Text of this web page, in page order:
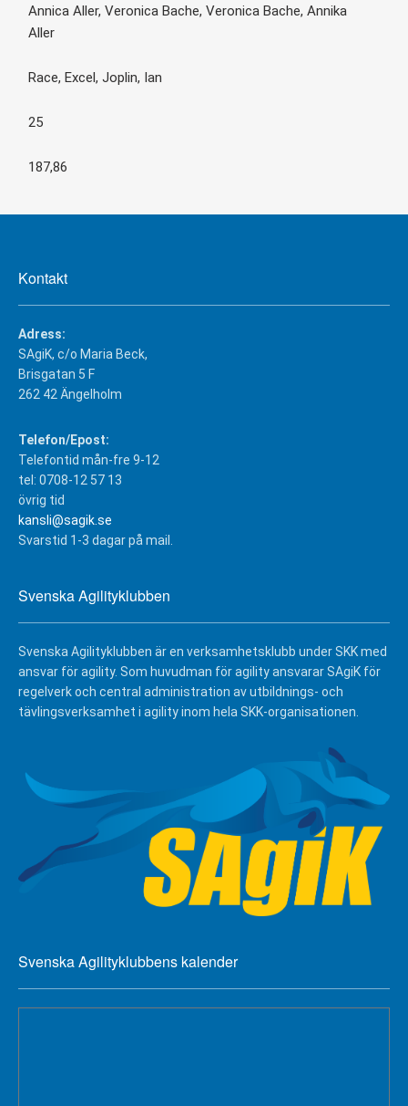
Annica Aller, Veronica Bache, Veronica Bache, Annika
Aller
Race, Excel, Joplin, Ian
25
187,86
Kontakt
Adress:
SAgiK, c/o Maria Beck,
Brisgatan 5 F
262 42 Ängelholm
Telefon/Epost:
Telefontid mån-fre 9-12
tel: 0708-12 57 13
övrig tid
kansli@sagik.se
Svarstid 1-3 dagar på mail.
Svenska Agilityklubben
Svenska Agilityklubben är en verksamhetsklubb under SKK med
ansvar för agility. Som huvudman för agility ansvarar SAgiK för
regelverk och central administration av utbildnings- och
tävlingsverksamhet i agility inom hela SKK-organisationen.
Svenska Agilityklubbens kalender